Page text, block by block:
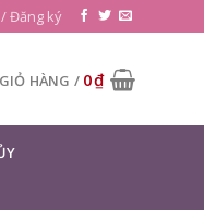
Đăng ký
GIỎ HÀNG / 0₫